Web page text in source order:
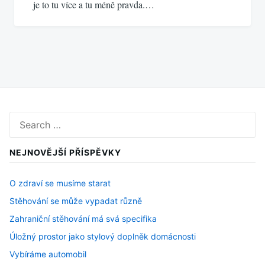
je to tu více a tu méně pravda.…
for:
NEJNOVĚJŠÍ PŘÍSPĚVKY
O zdraví se musíme starat
Stěhování se může vypadat různě
Zahraniční stěhování má svá specifika
Úložný prostor jako stylový doplněk domácnosti
Vybíráme automobil